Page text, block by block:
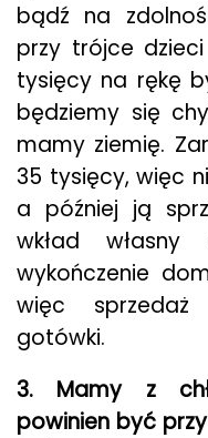
bądź na
przy trójce
tysięcy na rękę
będziemy się
mamy ziemię.
35 tysięcy, więc
a później ją
wkład
wykończenie
więc
gotówki.
3. Mamy z
powinien być